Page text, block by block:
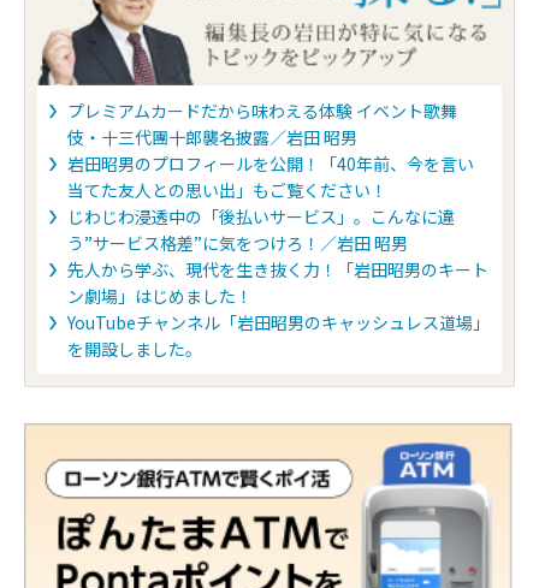
プレミアムカードだから味わえる体験 イベント歌舞
伎・十三代團十郎襲名披露／岩田 昭男
岩田昭男のプロフィールを公開！「40年前、今を言い
当てた友人との思い出」もご覧ください！
じわじわ浸透中の「後払いサービス」。こんなに違
う”サービス格差”に気をつけろ！／岩田 昭男
先人から学ぶ、現代を生き抜く力！「岩田昭男のキート
ン劇場」はじめました！
YouTubeチャンネル「岩田昭男のキャッシュレス道場」
を開設しました。